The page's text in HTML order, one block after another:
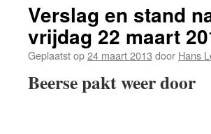
Verslag en stand
vrijdag 22 maart
Geplaatst op24 maart 2013 door Hans
Beerse pakt weer door